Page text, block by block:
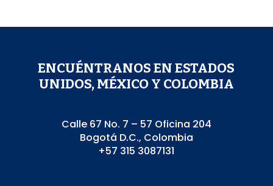
ENCUÉNTRANOS EN ESTADOS
UNIDOS, MÉXICO Y COLOMBIA
Calle 67 No. 7 – 57 Oficina 204
Bogotá D.C., Colombia
+57 315 3087131